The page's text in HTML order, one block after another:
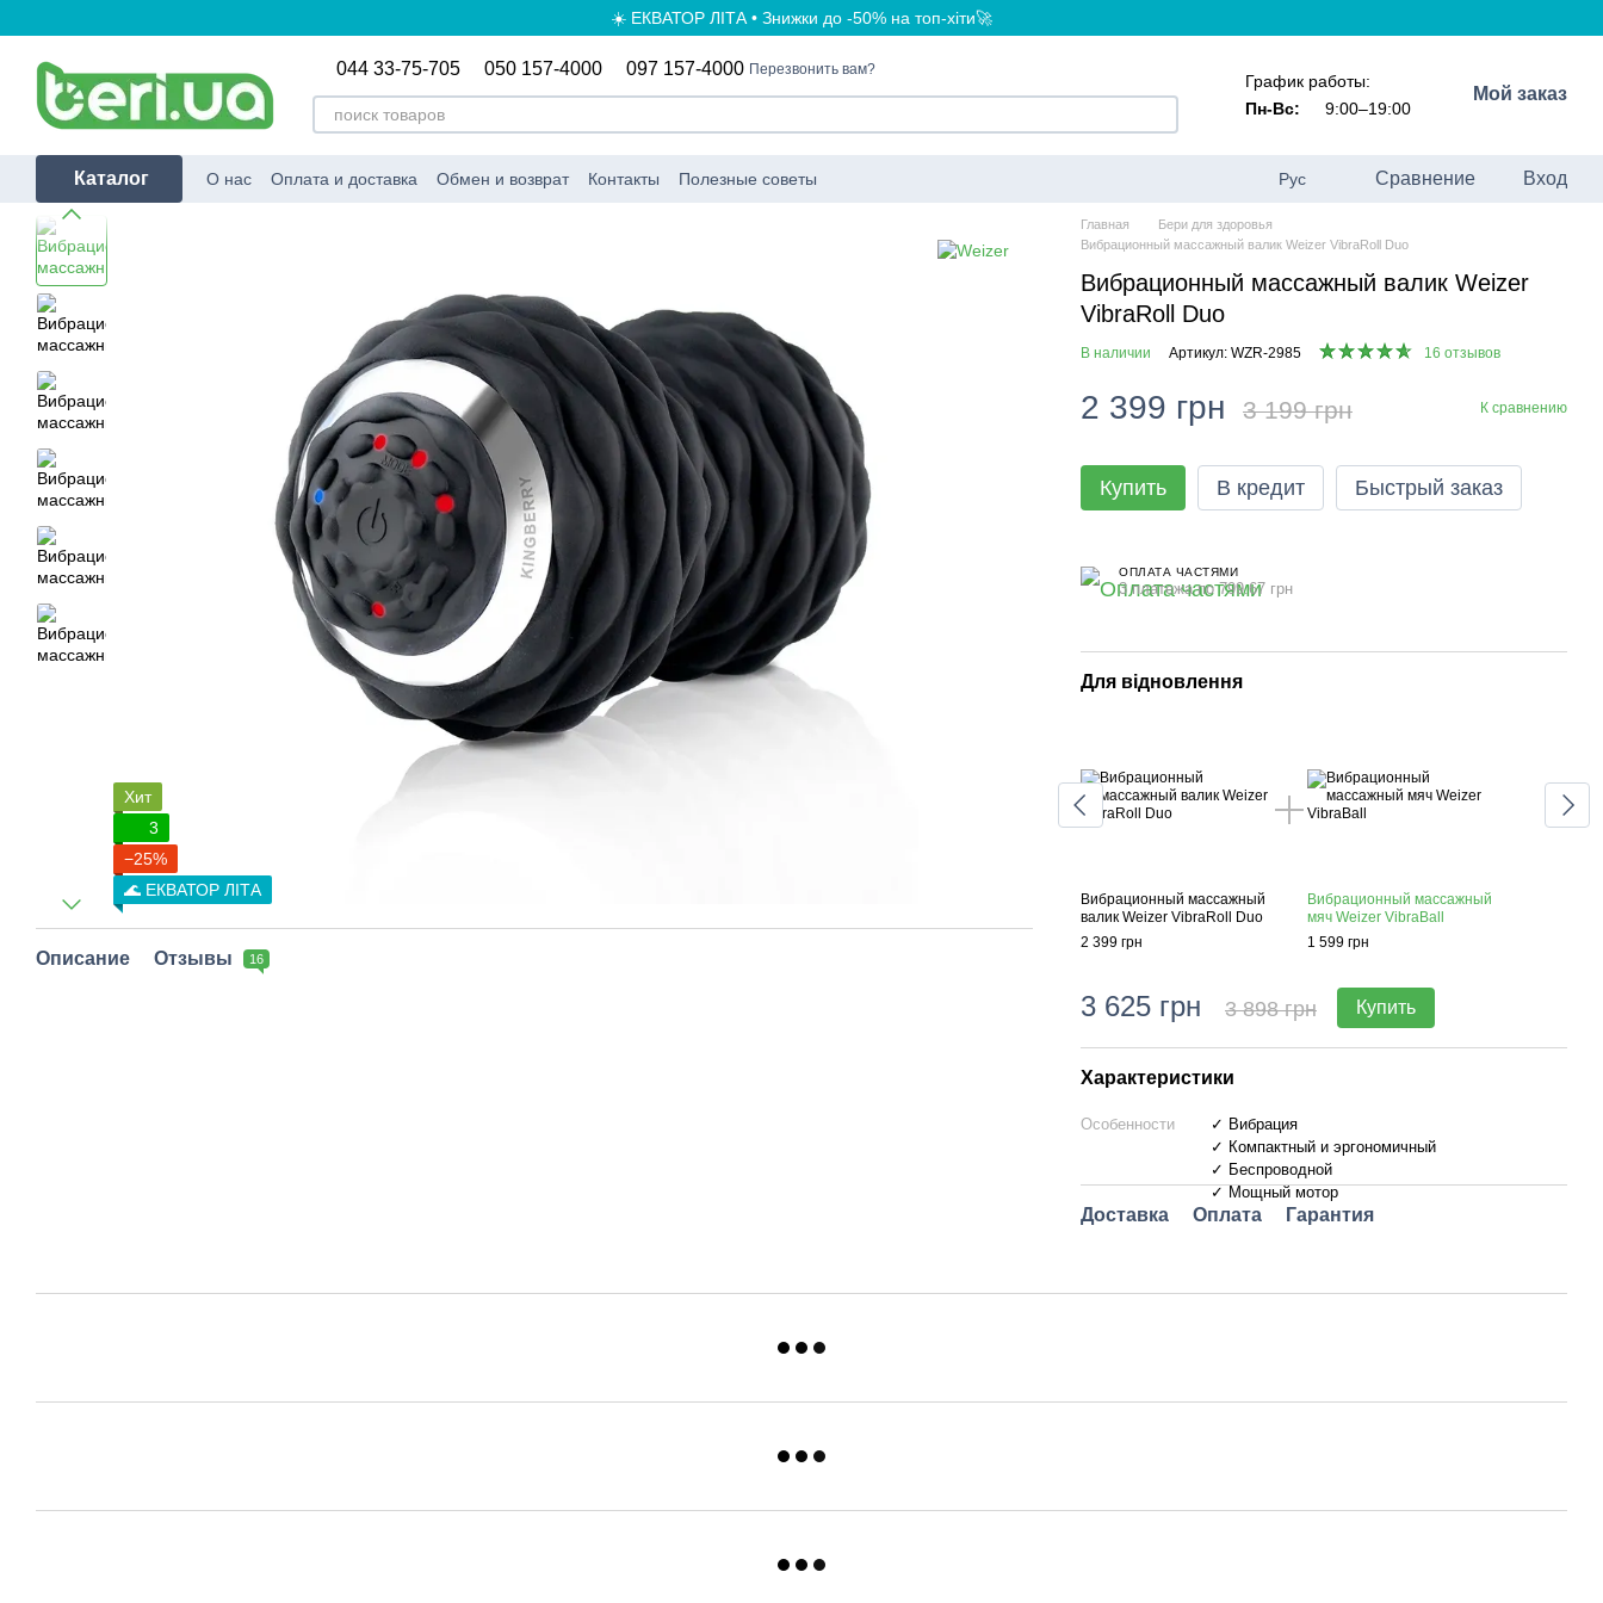
☀️ ЕКВАТОР ЛІТА • Знижки до -50% на топ-хіти🚀
044 33-75-705 050 157-4000 097 157-4000 Перезвонить вам?
График работы:
Пн-Вс:
9:00–19:00
Мой заказ
Каталог О нас Оплата и доставка Обмен и возврат Контакты Полезные советы Рус Сравнение Вход
Хит
3
−25%
🌊 ЕКВАТОР ЛІТА
Описание Отзывы 16
Главная
Бери для здоровья
Вибрационный массажный валик Weizer VibraRoll Duo
Вибрационный массажный валик Weizer
VibraRoll Duo
В наличии Артикул: WZR-2985 16 отзывов
2 399 грн 3 199 грн К сравнению
Купить В кредит Быстрый заказ
ОПЛАТА ЧАСТЯМИ
3 платежа по 799.67 грн
Для відновлення
Вибрационный массажный
валик Weizer VibraRoll Duo
2 399 грн
Вибрационный массажный
мяч Weizer VibraBall
1 599 грн
3 625 грн 3 898 грн Купить
Характеристики
Особенности
✓ Вибрация
✓ Компактный и эргономичный
✓ Беспроводной
✓ Мощный мотор
Доставка Оплата Гарантия